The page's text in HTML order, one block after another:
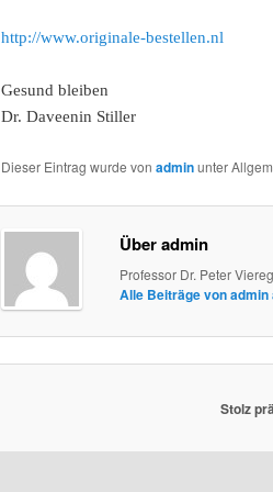
http://www.originale-bestellen.nl
Gesund bleiben
Dr. Daveenin Stiller
Dieser Eintrag wurde von adminunter
Über admin
Professor Dr. Peter
Alle Beiträge von admin
Stolz